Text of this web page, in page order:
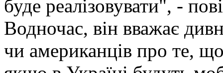
буде реалізовувати", -
Водночас, він вважає
чи американців про те, що